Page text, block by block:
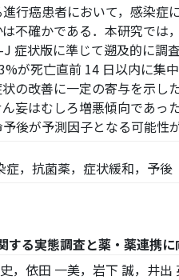
行癌患者において，感染症
不確かである．本研究で
症状版に準じて遡及的に
が死亡直前 14 日以内に集
の改善に一定の寄与を示
妄はむしろ増悪傾向であ
後が予測因子となる可能性
症，抗菌薬，症状緩和，予後
する実態調査と薬・薬連携
，依田 一美，岩下 誠，井出